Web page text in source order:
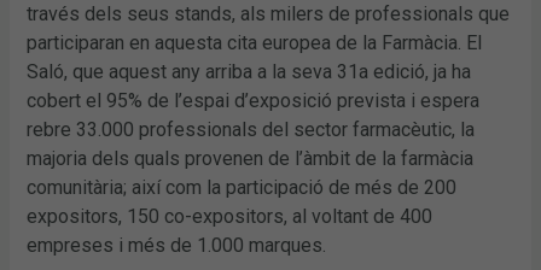
través dels seus stands, als milers de professionals que
participaran en aquesta cita europea de la Farmàcia. El
Saló, que aquest any arriba a la seva 31a edició, ja ha
cobert el 95% de l’espai d’exposició prevista i espera
rebre 33.000 professionals del sector farmacèutic, la
majoria dels quals provenen de l’àmbit de la farmàcia
comunitària; així com la participació de més de 200
expositors, 150 co-expositors, al voltant de 400
empreses i més de 1.000 marques.